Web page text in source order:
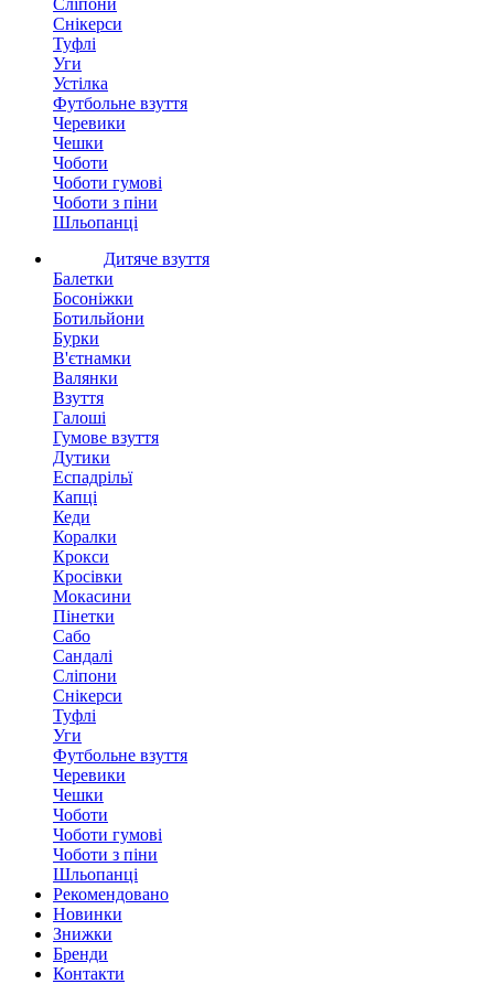
Сліпони
Снікерси
Туфлі
Уги
Устілка
Футбольне взуття
Черевики
Чешки
Чоботи
Чоботи гумові
Чоботи з піни
Шльопанці
Дитяче взуття
Балетки
Босоніжки
Ботильйони
Бурки
В'єтнамки
Валянки
Взуття
Галоші
Гумове взуття
Дутики
Еспадрільї
Капці
Кеди
Коралки
Крокси
Кросівки
Мокасини
Пінетки
Сабо
Сандалі
Сліпони
Снікерси
Туфлі
Уги
Футбольне взуття
Черевики
Чешки
Чоботи
Чоботи гумові
Чоботи з піни
Шльопанці
Рекомендовано
Новинки
Знижки
Бренди
Контакти